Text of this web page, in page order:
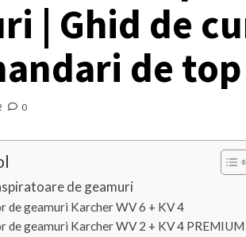
| Ghid de
de top
0
de geamuri
de geamuri Karcher WV 6 + KV 4
de geamuri Karcher WV 2 + KV 4 PREMIUM